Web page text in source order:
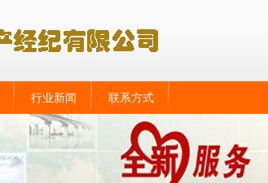
行业新闻 联系方式